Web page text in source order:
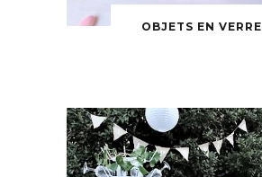
OBJETS EN VERRE